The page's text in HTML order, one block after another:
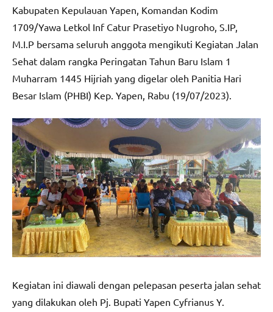
Kabupaten Kepulauan Yapen, Komandan Kodim
1709/Yawa Letkol Inf Catur Prasetiyo Nugroho, S.IP,
M.I.P bersama seluruh anggota mengikuti Kegiatan Jalan
Sehat dalam rangka Peringatan Tahun Baru Islam 1
Muharram 1445 Hijriah yang digelar oleh Panitia Hari
Besar Islam (PHBI) Kep. Yapen, Rabu (19/07/2023).
Kegiatan ini diawali dengan pelepasan peserta jalan sehat
yang dilakukan oleh Pj. Bupati Yapen Cyfrianus Y.